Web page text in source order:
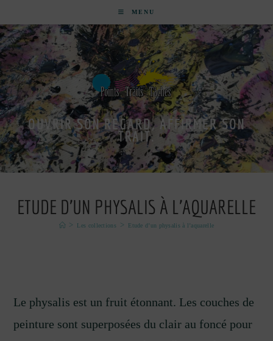
MENU
OUVRIR SON REGARD, AFFIRMER SON
TRAIT.
ETUDE D’UN PHYSALIS À L’AQUARELLE
> Les collections > Etude d’un physalis à l’aquarelle
Le physalis est un fruit étonnant. Les couches de
peinture sont superposées du clair au foncé pour